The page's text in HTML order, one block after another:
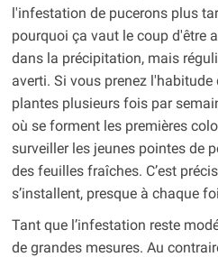
l'infestation de pucerons plus
pourquoi ça vaut le coup d'être
dans la précipitation, mais
averti. Si vous prenez
plantes plusieurs fois par
où se forment les premières
surveiller les jeunes pointes de
des feuilles fraîches. C’est
s’installent, presque à chaque
Tant que l’infestation reste
de grandes mesures. Au